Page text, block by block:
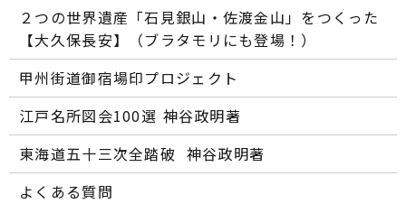
２つの世界遺産「石見銀山・佐渡金山」をつくった
【大久保長安】（ブラタモリにも登場！）
甲州街道御宿場印プロジェクト
江戸名所図会100選―― 神谷政明著
東海道五十三次全踏破 ―― 神谷政明著
よくある質問